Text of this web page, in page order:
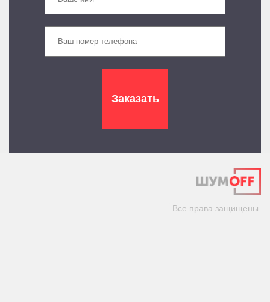
Все права защищены.